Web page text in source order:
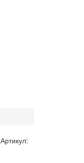
Артикул: